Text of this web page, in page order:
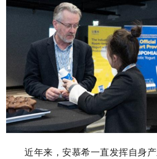
近年来，安慕希一直发挥自身